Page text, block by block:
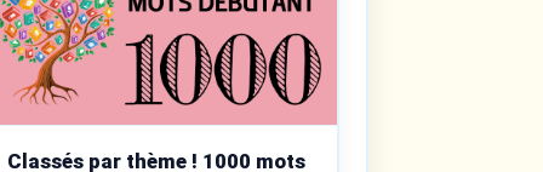
Classés par thème ! 1000 mots